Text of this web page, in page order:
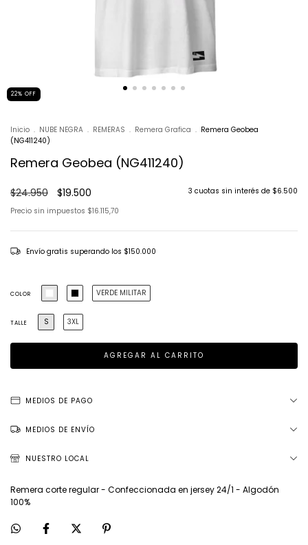
22% OFF
Inicio . NUBE NEGRA . REMERAS . Remera Grafica . Remera Geobea
(NG411240)
Remera Geobea (NG411240)
$24.950 $19.500 3 cuotas sin interés de $6.500
Precio sin impuestos $16.115,70
Envío gratis superando los $150.000
COLOR VERDE MILITAR
TALLE S 3XL
MEDIOS DE PAGO
MEDIOS DE ENVÍO
NUESTRO LOCAL
Remera corte regular - Confeccionada en jersey 24/1 - Algodón
100%